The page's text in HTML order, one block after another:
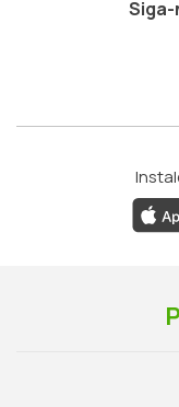
Siga-